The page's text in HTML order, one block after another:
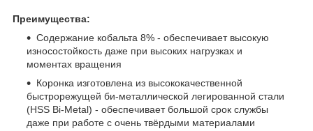
Преимущества:
Содержание кобальта 8% - обеспечивает высокую
износостойкость даже при высоких нагрузках и
моментах вращения
Коронка изготовлена из высококачественной
быстрорежущей би-металлической легированной стали
(HSS Bi-Metal) - обеспечивает большой срок службы
даже при работе с очень твёрдыми материалами